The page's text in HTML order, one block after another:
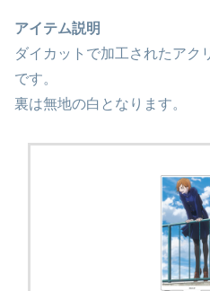
アイテム説明
ダイカットで加工されたアク
です。
裏は無地の白となります。